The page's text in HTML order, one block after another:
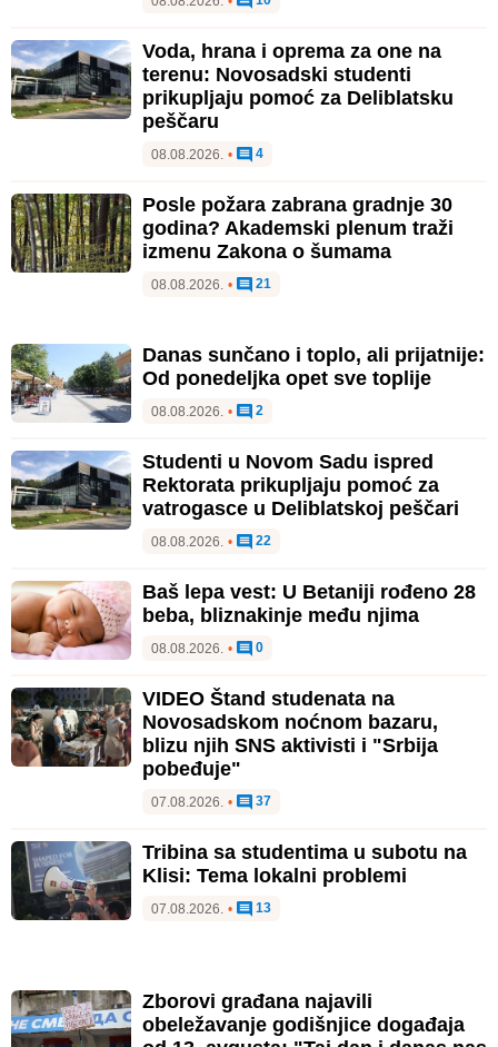
Voda, hrana i oprema za one na
terenu: Novosadski studenti
prikupljaju pomoć za Deliblatsku
peščaru
08.08.2026. • 4
Posle požara zabrana gradnje 30
godina? Akademski plenum traži
izmenu Zakona o šumama
08.08.2026. • 21
Danas sunčano i toplo, ali prijatnije:
Od ponedeljka opet sve toplije
08.08.2026. • 2
Studenti u Novom Sadu ispred
Rektorata prikupljaju pomoć za
vatrogasce u Deliblatskoj peščari
08.08.2026. • 22
Baš lepa vest: U Betaniji rođeno 28
beba, bliznakinje među njima
08.08.2026. • 0
VIDEO Štand studenata na
Novosadskom noćnom bazaru,
blizu njih SNS aktivisti i "Srbija
pobeđuje"
07.08.2026. • 37
Tribina sa studentima u subotu na
Klisi: Tema lokalni problemi
07.08.2026. • 13
Zborovi građana najavili
obeležavanje godišnjice događaja